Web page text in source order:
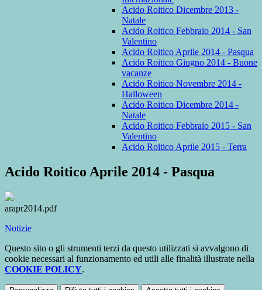
Acido Roitico Dicembre 2013 -
Natale
Acido Roitico Febbraio 2014 - San
Valentino
Acido Roitico Aprile 2014 - Pasqua
Acido Roitico Giugno 2014 - Buone
vacanze
Acido Roitico Novembre 2014 -
Halloween
Acido Roitico Dicembre 2014 -
Natale
Acido Roitico Febbraio 2015 - San
Valentino
Acido Roitico Aprile 2015 - Terra
Acido Roitico Aprile 2014 - Pasqua
arapr2014.pdf
Notizie
Questo sito o gli strumenti terzi da questo utilizzati si avvalgono di
cookie necessari al funzionamento ed utili alle finalità illustrate nella
COOKIE POLICY.